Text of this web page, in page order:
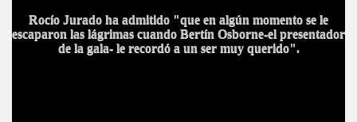
Rocío Jurado ha admitido "que en algún momento se le
escaparon las lágrimas cuando Bertín Osborne-el presentador
de la gala- le recordó a un ser muy querido".